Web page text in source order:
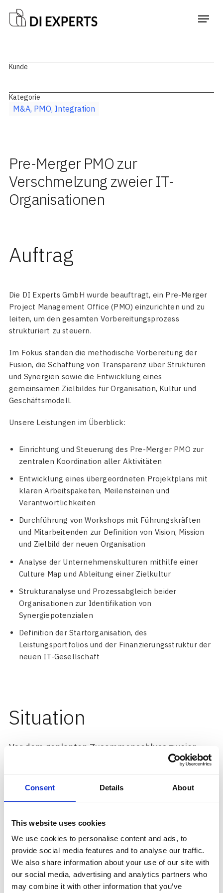
Consent Details About
This website uses cookies
We use cookies to personalise content and ads, to
provide social media features and to analyse our traffic.
We also share information about your use of our site with
our social media, advertising and analytics partners who
may combine it with other information that you’ve
Kunde
Kategorie
M&A, PMO, Integration
Pre-Merger PMO zur
Verschmelzung zweier IT-
Organisationen
Auftrag
Die DI Experts GmbH wurde beauftragt, ein Pre-Merger
Project Management Office (PMO) einzurichten und zu
leiten, um den gesamten Vorbereitungsprozess
strukturiert zu steuern.
Im Fokus standen die methodische Vorbereitung der
Fusion, die Schaffung von Transparenz über Strukturen
und Synergien sowie die Entwicklung eines
gemeinsamen Zielbildes für Organisation, Kultur und
Geschäftsmodell.
Unsere Leistungen im Überblick:
Einrichtung und Steuerung des Pre-Merger PMO zur
zentralen Koordination aller Aktivitäten
Entwicklung eines übergeordneten Projektplans mit
klaren Arbeitspaketen, Meilensteinen und
Verantwortlichkeiten
Durchführung von Workshops mit Führungskräften
und Mitarbeitenden zur Definition von Vision, Mission
und Zielbild der neuen Organisation
Analyse der Unternehmenskulturen mithilfe einer
Culture Map und Ableitung einer Zielkultur
Strukturanalyse und Prozessabgleich beider
Organisationen zur Identifikation von
Synergiepotenzialen
Definition der Startorganisation, des
Leistungsportfolios und der Finanzierungsstruktur der
neuen IT-Gesellschaft
Situation
Vor dem geplanten Zusammenschluss zweier
unabhängiger IT-Organisationen stand der
Kunde vor der Herausforderung, die Integration
fehlte ein übergreifender Rahmen, um die
Vielzahl organisatorischer, kultureller und
der Harmonisierung von Strukturen und
Prozessen standen insbesondere die
Entwicklung einer gemeinsamen Vision und
Mission sowie die Abstimmung der
Unternehmenskulturen im Mittelpunkt. Ziel war
es, eine fundierte Entscheidungsgrundlage für